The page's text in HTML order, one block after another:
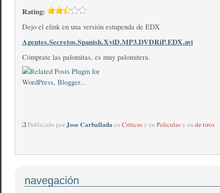
Rating:
Dejo el elink en una versión estupenda de EDX
Agentes.Secretos.Spanish.XviD.MP3.DVDRiP.EDX.avi
Cómprate las palomitas, es muy palomitera.
Publicado porJose Carballadaen Críticasy en Peliculasy en de tiros
navegación